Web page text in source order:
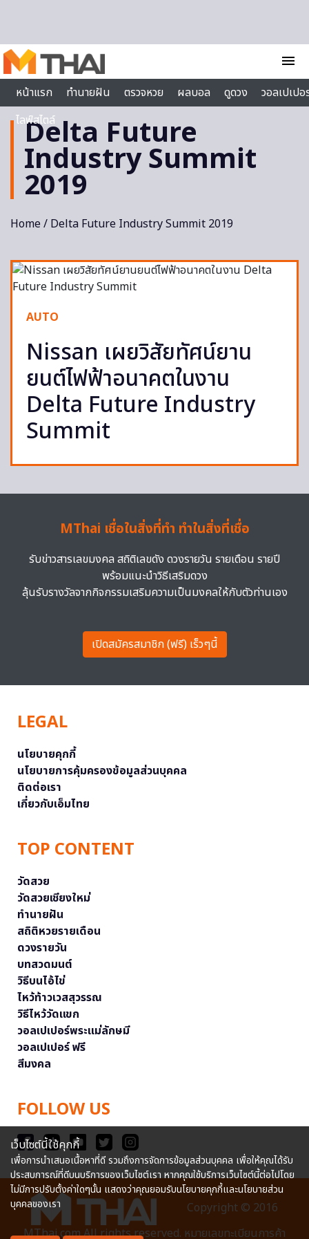
menu
หน้าแรก
ทำนายฝัน ตรวจหวย ผลบอล ดูดวง
วอลเปเป
ไลฟ์สไตล์
Delta Future
Industry Summit
2019
Home/ Delta Future Industry Summit 2019
AUTO
Nissan เผยวิสัยทัศน์ยาน
ยนต์ไฟฟ้าอนาคตในงาน
Delta Future Industry
Summit
MThai เชื่อในสิ่งที่ทำ ทำในสิ่งที่เชื่อ
รับข่าวสารเลขมงคล สถิติเลขดัง ดวงรายวัน รายเดือน รายปี
พร้อมแนะนำวิธีเสริมดวง
ลุ้นรับรางวัลจากกิจกรรมเสริมความเป็นมงคลให้กับตัวท่านเอง
เปิดสมัครสมาชิก (ฟรี) เร็วๆนี้
LEGAL
นโยบายคุกกี้
นโยบายการคุ้มครองข้อมูลส่วนบุคคล
ติดต่อเรา
เกี่ยวกับเอ็มไทย
TOP CONTENT
วัดสวย
วัดสวยเชียงใหม่
ทำนายฝัน
สถิติหวยรายเดือน
ดวงรายวัน
บทสวดมนต์
วิธีบนไอ้ไข่
ไหว้ท้าวเวสสุวรรณ
วิธีไหว้วัดแขก
วอลเปเปอร์พระแม่ลักษมี
วอลเปเปอร์ ฟรี
สีมงคล
FOLLOW US
Copyright © 2016
MThai.com All rights reserved. หมายเลขทะเบียนการค้า
เว็บไซต์นี้ใช้คุกกี้
เพื่อการนำเสนอเนื้อหาที่ดี รวมถึงการจัดการข้อมูลส่วนบุคคล เพื่อให้คุณได้รับ
ประสบการณ์ที่ดีบนบริการของเว็บไซต์เรา หากคุณใช้บริการเว็บไซต์นี้ต่อไปโดย
ไม่มีการปรับตั้งค่าใดๆนั้น แสดงว่าคุณยอมรับนโยบายคุกกี้และนโยบายส่วน
บุคคลของเรา